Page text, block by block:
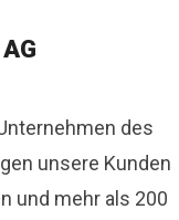
des
unsere Kunden
und mehr als 200